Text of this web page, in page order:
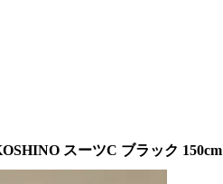
スーツC ブラック 150cm